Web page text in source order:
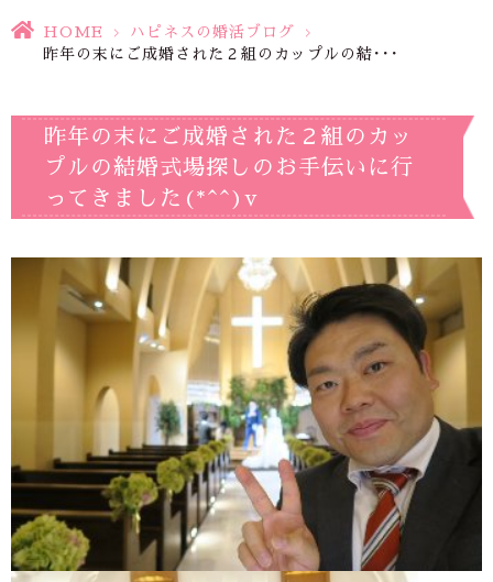
HOME > ハピネスの婚活ブログ
>
昨年の末にご成婚された２組のカップルの結･･･
昨年の末にご成婚された２組のカッ
プルの結婚式場探しのお手伝いに行
ってきました(*^^)v